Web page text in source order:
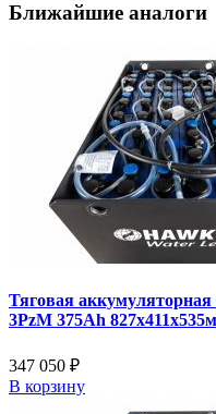
Ближайшие аналоги
Тяговая
3PzM 375Ah
347 050 ₽
В корзину